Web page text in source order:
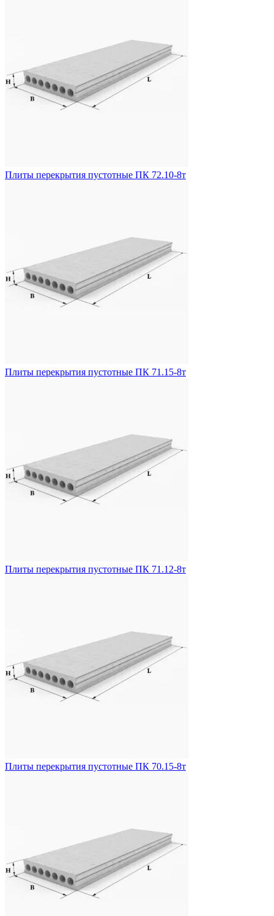
Плиты перекрытия пустотные ПК 72.10-8т
Плиты перекрытия пустотные ПК 71.15-8т
Плиты перекрытия пустотные ПК 71.12-8т
Плиты перекрытия пустотные ПК 70.15-8т